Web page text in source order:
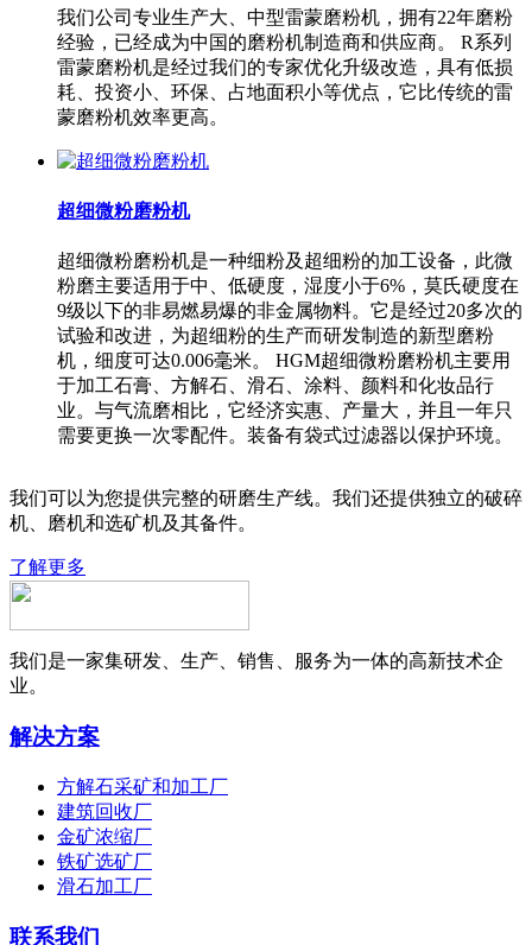
我们公司专业生产大、中型雷蒙磨粉机，拥有22年磨粉
经验，已经成为中国的磨粉机制造商和供应商。 R系列
雷蒙磨粉机是经过我们的专家优化升级改造，具有低损
耗、投资小、环保、占地面积小等优点，它比传统的雷
蒙磨粉机效率更高。
超细微粉磨粉机
超细微粉磨粉机是一种细粉及超细粉的加工设备，此微
粉磨主要适用于中、低硬度，湿度小于6%，莫氏硬度在
9级以下的非易燃易爆的非金属物料。它是经过20多次的
试验和改进，为超细粉的生产而研发制造的新型磨粉
机，细度可达0.006毫米。 HGM超细微粉磨粉机主要用
于加工石膏、方解石、滑石、涂料、颜料和化妆品行
业。与气流磨相比，它经济实惠、产量大，并且一年只
需要更换一次零配件。装备有袋式过滤器以保护环境。
我们可以为您提供完整的研磨生产线。我们还提供独立的破碎
机、磨机和选矿机及其备件。
了解更多
我们是一家集研发、生产、销售、服务为一体的高新技术企
业。
解决方案
方解石采矿和加工厂
建筑回收厂
金矿浓缩厂
铁矿选矿厂
滑石加工厂
联系我们